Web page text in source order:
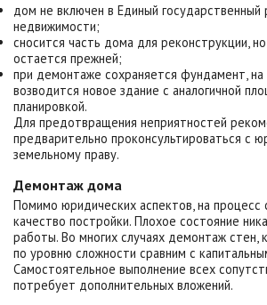
дом не включен в Единый государственный
недвижимости;
сносится часть дома для реконструкции,
остается прежней;
при демонтаже сохраняется фундамент,
возводится новое здание с аналогичной
планировкой.
Для предотвращения неприятностей
предварительно проконсультироваться с
земельному праву.
Демонтаж дома
Помимо юридических аспектов, на процесс
качество постройки. Плохое состояние
работы. Во многих случаях демонтаж стен,
по уровню сложности сравним с
Самостоятельное выполнение всех
потребует дополнительных вложений.